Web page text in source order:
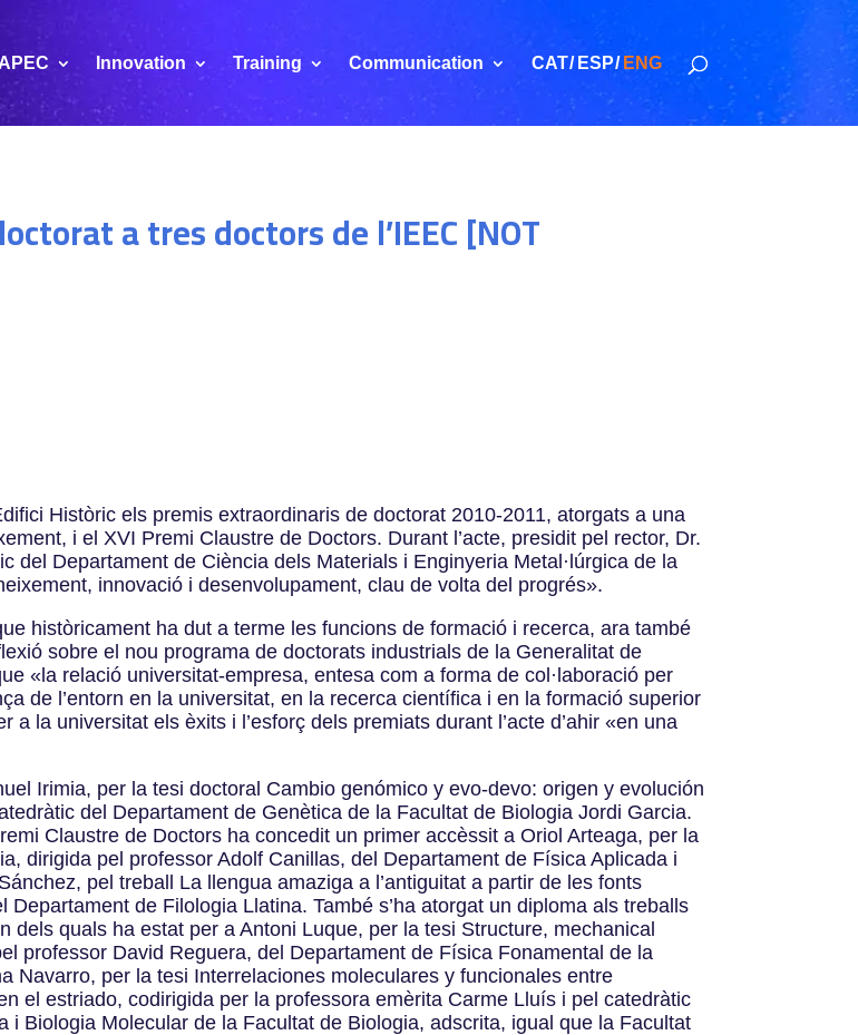
APEC Innovation Training Communication CAT ESP ENG
a tres doctors de l’IEEC [NOT
Històric els premis extraordinaris de doctorat 2010-2011, atorgats a una
i el XVI Premi Claustre de Doctors. Durant l’acte, presidit pel rector, Dr.
del Departament de Ciència dels Materials i Enginyeria Metal·lúrgica de la
innovació i desenvolupament, clau de volta del progrés».
històricament ha dut a terme les funcions de formació i recerca, ara també
sobre el nou programa de doctorats industrials de la Generalitat de
«la relació universitat-empresa, entesa com a forma de col·laboració per
de l’entorn en la universitat, en la recerca científica i en la formació superior
la universitat els èxits i l’esforç dels premiats durant l’acte d’ahir «en una
Irimia, per la tesi doctoral Cambio genómico y evo-devo: origen y evolución
del Departament de Genètica de la Facultat de Biologia Jordi Garcia.
Claustre de Doctors ha concedit un primer accèssit a Oriol Arteaga, per la
dirigida pel professor Adolf Canillas, del Departament de Física Aplicada i
pel treball La llengua amaziga a l’antiguitat a partir de les fonts
de Filologia Llatina. També s’ha atorgat un diploma als treballs
dels quals ha estat per a Antoni Luque, per la tesi Structure, mechanical
professor David Reguera, del Departament de Física Fonamental de la
Navarro, per la tesi Interrelaciones moleculares y funcionales entre
el estriado, codirigida per la professora emèrita Carme Lluís i pel catedràtic
Biologia Molecular de la Facultat de Biologia, adscrita, igual que la Facultat